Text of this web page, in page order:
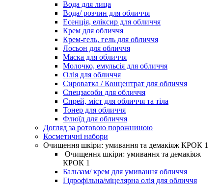
Вода для лица
Вода/ розчин для обличчя
Есенція, еліксир для обличчя
Крем для обличчя
Крем-гель, гель для обличчя
Лосьон для обличчя
Маска для обличчя
Молочко, емульсія для обличчя
Олія для обличчя
Сироватка / Концентрат для обличчя
Спецзасоби для обличчя
Спрей, міст для обличчя та тіла
Тонер для обличчя
Флюїд для обличчя
Догляд за ротовою порожниною
Косметичні набори
Очищення шкіри: умивання та демакіяж КРОК 1
Очищення шкіри: умивання та демакіяж
КРОК 1
Бальзам/ крем для умивання обличчя
Гідрофільна/міцелярна олія для обличчя